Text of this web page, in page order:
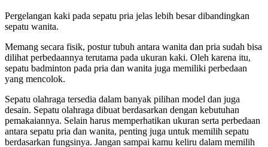
Pergelangan kaki pada sepatu pria jelas lebih besar dibandingkan
sepatu wanita.
Memang secara fisik, postur tubuh antara wanita dan pria sudah bisa
dilihat perbedaannya terutama pada ukuran kaki. Oleh karena itu,
sepatu badminton pada pria dan wanita juga memiliki perbedaan
yang mencolok.
Sepatu olahraga tersedia dalam banyak pilihan model dan juga
desain. Sepatu olahraga dibuat berdasarkan dengan kebutuhan
pemakaiannya. Selain harus memperhatikan ukuran serta perbedaan
antara sepatu pria dan wanita, penting juga untuk memilih sepatu
berdasarkan fungsinya. Jangan sampai kamu keliru dalam memilih